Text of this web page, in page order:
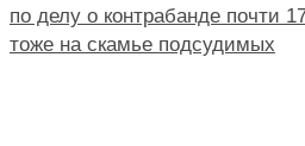
по делу о контрабанде почти
тоже на скамье подсудимых